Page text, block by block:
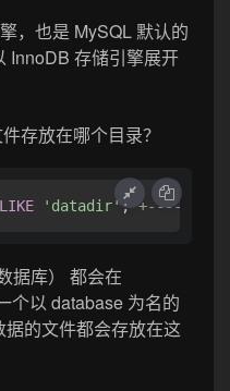
，也是 MySQL 默认的
InnoDB 存储引擎展开
存放在哪个目录？
LIKE 'datadir'; +
据库） 都会在
个以 database 为名的
的文件都会存放在这